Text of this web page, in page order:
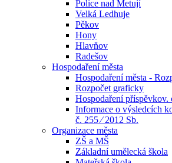
Police nad Metují
Velká Ledhuje
Pěkov
Hony
Hlavňov
Radešov
Hospodaření města
Hospodaření města -
Rozpočet graficky
Hospodaření příspěvkov.
Informace o výsledcích
č. 255 ⁄ 2012 Sb.
Organizace města
ZŠ a MŠ
Základní umělecká škola